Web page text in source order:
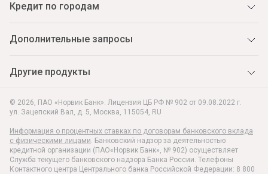
© 2026, ПАО «Норвик Банк». Лицензия ЦБ РФ № 902 от 09.08.2022 г.
ул. Зацепский Вал, д. 5, Москва, 115054, RU
Информация о процентных ставках по договорам банковского вклада
с физическими лицами. Банковский надзор за деятельностью
кредитной организации (ПАО«Норвик Банк», № 902) осуществляет
Служба текущего банковского надзора Банка России. Телефоны
Контактного центра Центрального банка Российской Федерации: 8 800
Кредит по городам
Дополнительные запросы
Другие продукты